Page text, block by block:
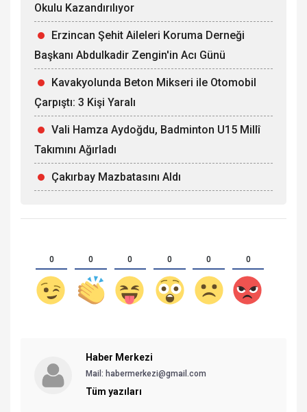
Okulu Kazandırılıyor
Erzincan Şehit Aileleri Koruma Derneği
Başkanı Abdulkadir Zengin'in Acı Günü
Kavakyolunda Beton Mikseri ile Otomobil
Çarpıştı: 3 Kişi Yaralı
Vali Hamza Aydoğdu, Badminton U15 Millî
Takımını Ağırladı
Çakırbay Mazbatasını Aldı
0 0 0 0 0 0
Haber Merkezi
Mail: habermerkezi@gmail.com
Tüm yazıları